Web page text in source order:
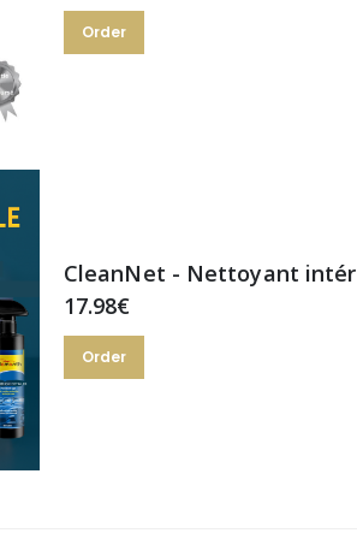
Order
CleanNet - Nettoyant
17.98€
Order